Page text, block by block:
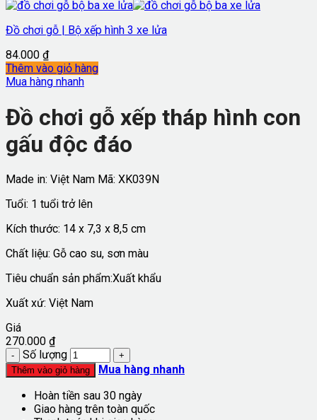
Đồ chơi gỗ | Bộ xếp hình 3 xe lửa
84.000 ₫
Thêm vào giỏ hàng
Mua hàng nhanh
Đồ chơi gỗ xếp tháp hình con
gấu độc đáo
Made in: Việt Nam Mã: XK039N
Tuổi: 1 tuổi trở lên
Kích thước: 14 x 7,3 x 8,5 cm
Chất liệu: Gỗ cao su, sơn màu
Tiêu chuẩn sản phẩm:Xuất khẩu
Xuất xứ: Việt Nam
Giá
270.000 ₫
Số lượng
Thêm vào giỏ hàng
Mua hàng nhanh
Hoàn tiền sau 30 ngày
Giao hàng trên toàn quốc